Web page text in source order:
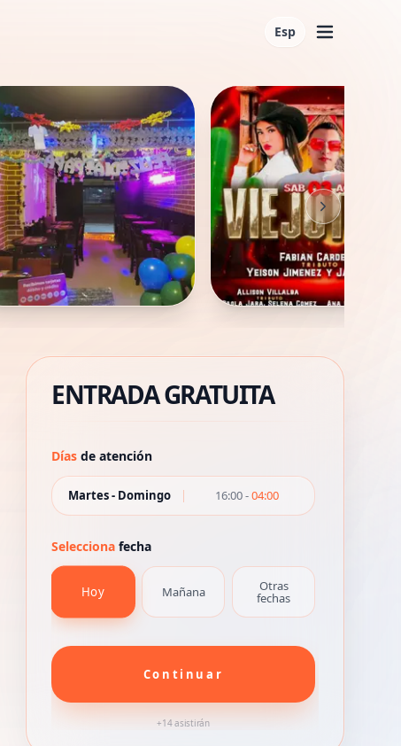
Esp
ENTRADA GRATUITA
Días de atención
Martes - Domingo 16:00-04:00
Selecciona fecha
Hoy Mañana Otras
fechas
Continuar
+14 asistirán